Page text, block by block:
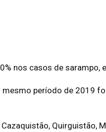
nos casos de sarampo,
período de 2019
Quirguistão,